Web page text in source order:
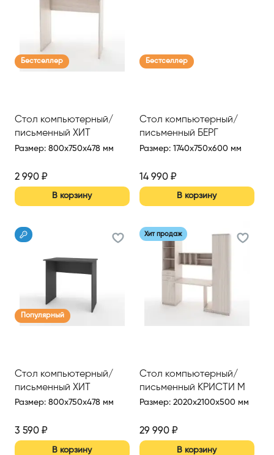
Бестселлер
Стол компьютерный/
письменный ХИТ
Размер: 800x750x478 мм
2 990 ₽
В корзину
Бестселлер
Стол компьютерный/
письменный БЕРГ
Размер: 1740x750x600 мм
14 990₽
В корзину
Популярный
Стол компьютерный/
письменный ХИТ
Размер: 800x750x478 мм
3 590 ₽
В корзину
Хит продаж
Стол компьютерный/
письменный КРИСТИ М
Размер: 2020x2100x500 мм
29 990₽
В корзину